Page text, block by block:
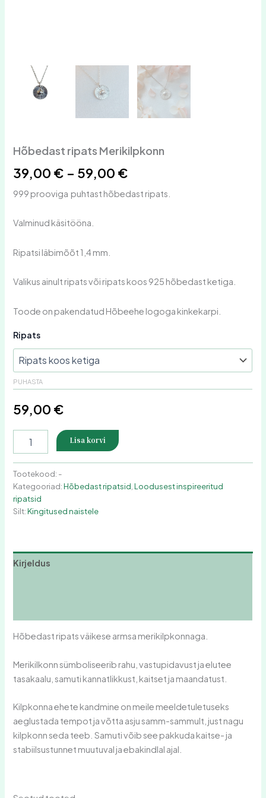
Hõbedast ripats Merikilpkonn
39,00 € – 59,00 €
999 prooviga puhtast hõbedast ripats.
Valminud käsitööna.
Ripatsi läbimõõt 1,4 mm.
Valikus ainult ripats või ripats koos 925 hõbedast ketiga.
Toode on pakendatud Hõbeehe logoga kinkekarpi.
Ripats
PUHASTA
59,00 €
Lisa korvi
Tootekood: -
Kategooriad:Hõbedast ripatsid ,Loodusest inspireeritud
ripatsid
Silt:Kingitused naistele
Kirjeldus
Hõbedast ripats väikese armsa merikilpkonnaga.
Merikilkonn sümboliseerib rahu, vastupidavust ja elutee
tasakaalu, samuti kannatlikkust, kaitset ja maandatust.
Kilpkonna ehete kandmine on meile meeldetuletuseks
aeglustada tempot ja võtta asju samm-sammult, just nagu
kilpkonn seda teeb. Samuti võib see pakkuda kaitse- ja
stabiilsustunnet muutuval ja ebakindlal ajal.